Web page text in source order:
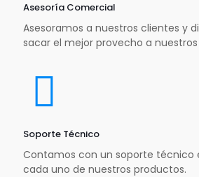
Asesoría Comercial
Asesoramos a nuestros clientes y
sacar el mejor provecho a
Soporte Técnico
Contamos con un soporte técnico
cada uno de nuestros productos.